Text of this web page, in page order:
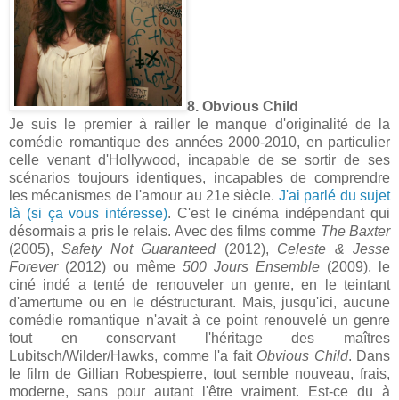
8. Obvious Child
Je suis le premier à railler le manque d'originalité de la
comédie romantique des années 2000-2010, en particulier
celle venant d'Hollywood, incapable de se sortir de ses
scénarios toujours identiques, incapables de comprendre
les mécanismes de l'amour au 21e siècle. J'ai parlé du sujet
là (si ça vous intéresse). C'est le cinéma indépendant qui
désormais a pris le relais. Avec des films comme The Baxter
(2005),Safety Not Guaranteed(2012), Celeste & Jesse
Forever(2012) ou même 500 Jours Ensemble (2009), le
ciné indé a tenté de renouveler un genre, en le teintant
d'amertume ou en le déstructurant. Mais, jusqu'ici, aucune
comédie romantique n'avait à ce point renouvelé un genre
tout en conservant l'héritage des maîtres
Lubitsch/Wilder/Hawks, comme l'a fait Obvious Child. Dans
le film de Gillian Robespierre, tout semble nouveau, frais,
moderne, sans pour autant l'être vraiment. Est-ce du à